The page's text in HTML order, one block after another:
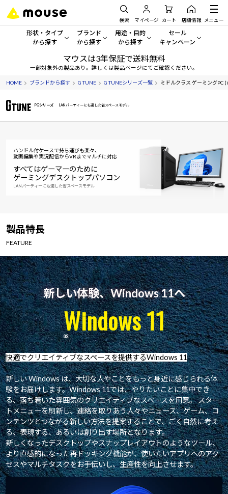
検索 マイページ カート 店舗情報 メニュー
形状・タイプ
から探す
形状・タイプから探す をすべてみる
デスクトップPC
サーバー
ワークステーション
Windows 11
ブランド
から探す
mouse
G TUNE
MousePro
iiyama
用途・目的
から探す
一般向けパソコン
ゲーミングPC・ゲーム向けパソコン
学習向けパソコン
スペック/パーツ別
セール
キャンペーン
セール・キャンペー
期間限定セール
アウトレットパソコン
おすすめ目玉パソコン
今イチオシのパソコンをピ
Windows 11|Copilot+ PC
マウスは3年保証で送料無料
一部対象外の製品あり。詳しくは製品ページにてご確認ください。
HOME ブランドから探す G TUNE G TUNEシリーズ一覧 ミドルクラス ゲーミングPC
PGシリーズ LANパーティーにも適した省スペースモデル
ハンドル付ケースで持ち運びも楽々、
動画編集や実況配信からVRまでマルチに対応
すべてはゲーマーのために
ゲーミングデスクトップパソコン
LANパーティーにも適した省スペースモデル
製品特長
FEATURE
新しい体験、Windows 11へ
Windows 11
快適でクリエイティブなスペースを提供するWindows 11
新しい Windows は、大切な人やことをもっと身近に感じられる体
験をお届けします。Windows 11では、やりたいことに集中でき
る、落ち着いた雰囲気のクリエイティブなスペースを用意。 スター
トメニューを刷新し、連絡を取りあう人々やニュース、ゲーム、コ
ンテンツとつながる新しい方法を提案することで、ごく自然に考え
る、表現する、あるいは創り出す場所となります。
新しくなったデスクトップやスナップレイアウトのようなツール、
より直感的になった再ドッキング機能が、使いたいアプリへのアク
セスやマルチタスクをお手伝いし、生産性を向上させます。